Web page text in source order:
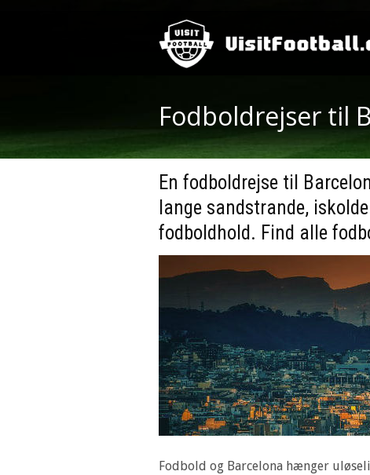
Fodboldrejser til
En fodboldrejse til
lange sandstrande, iskolde
fodboldhold. Find alle
Fodbold og Barcelona hænger